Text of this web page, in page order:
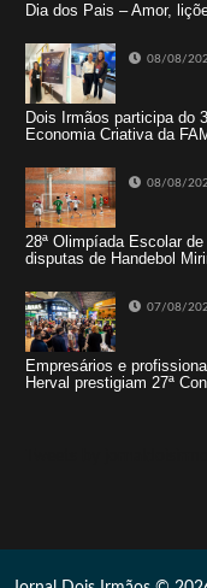
Dia dos Pais – Amor,
08/08/
Dois Irmãos participa do
Economia Criativa da
08/08/
28ª Olimpíada Escolar
disputas de Handebol
07/08/
Empresários e
Herval prestigiam 27ª